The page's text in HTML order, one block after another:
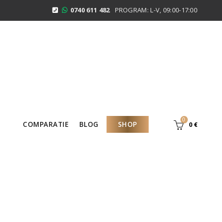
0740 611 482 PROGRAM: L-V, 09:00-17:00
COMPARATIE BLOG SHOP
0
0 €